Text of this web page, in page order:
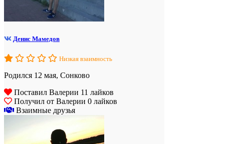
Денис Мамедов
Низкая взаимность
Родился 12 мая, Сонково
Поставил Валерии 11 лайков
Получил от Валерии 0 лайков
Взаимные друзья